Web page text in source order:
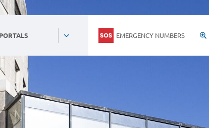
EMERGENCY NUMBERS